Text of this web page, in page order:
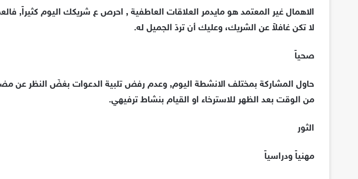
الاهمال غير المعتمد هو مايدمر العلاقات العاطفية , احرص ع شريكك اليوم كثيراً,
لا تكن غافلاً عن الشريك، وعليك أن تردّ الجميل له.
صحياً
حاول المشاركة بمختلف الانشطة اليوم, وعدم رفض تلبية الدعوات بغضّ النظر عن
من الوقت بعد الظهر للاسترخاء او القيام بنشاط ترفيهي.
الثور
مهنياً ودراسياً